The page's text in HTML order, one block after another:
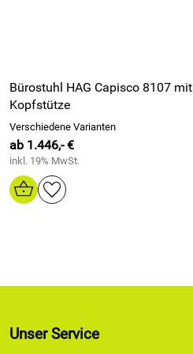
Bürostuhl HAG Capisco 8107 mit
Kopfstütze
Verschiedene Varianten
ab 1.446,- €
inkl. 19% MwSt.
Unser Service